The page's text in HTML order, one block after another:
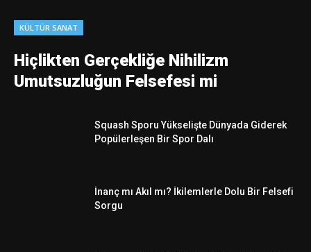
KÜLTÜR SANAT
Hiçlikten Gerçekliğe Nihilizm
Umutsuzluğun Felsefesi mi
Squash Sporu Yükselişte Dünyada Giderek
Popülerleşen Bir Spor Dalı
İnanç mı Akıl mı? İkilemlerle Dolu Bir Felsefi
Sorgu